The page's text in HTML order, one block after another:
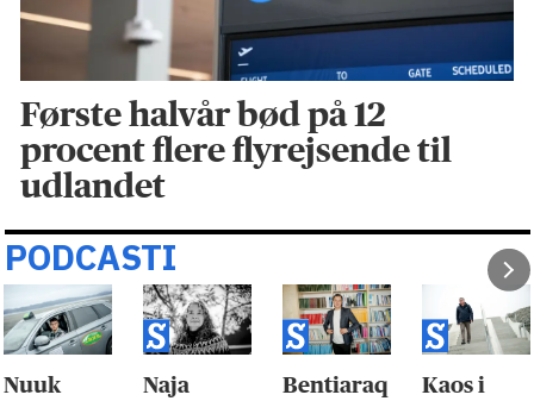
Første halvår bød på 12
procent flere flyrejsende til
udlandet
PODCASTI
Nuuk
Naja
Bentiaraq
Kaos i